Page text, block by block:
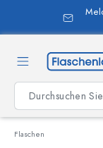
springen
Flaschen